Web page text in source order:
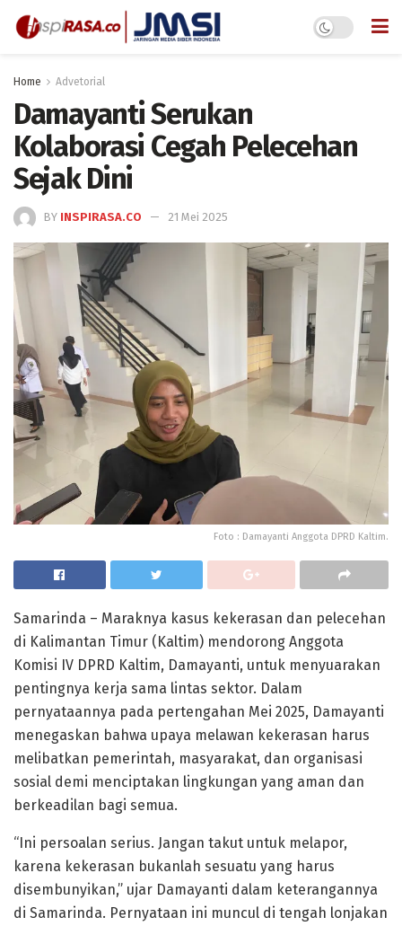
Home Advetorial
Damayanti Serukan
Kolaborasi Cegah Pelecehan
Sejak Dini
BY INSPIRASA.CO 21 Mei 2025
Foto : Damayanti Anggota DPRD Kaltim.
Samarinda – Maraknya kasus kekerasan dan pelecehan
di Kalimantan Timur (Kaltim) mendorong Anggota
Komisi IV DPRD Kaltim, Damayanti, untuk menyuarakan
pentingnya kerja sama lintas sektor. Dalam
pernyataannya pada pertengahan Mei 2025, Damayanti
menegaskan bahwa upaya melawan kekerasan harus
melibatkan pemerintah, masyarakat, dan organisasi
sosial demi menciptakan lingkungan yang aman dan
berkeadilan bagi semua.
“Ini persoalan serius. Jangan takut untuk melapor,
karena kekerasan bukanlah sesuatu yang harus
disembunyikan,” ujar Damayanti dalam keterangannya
di Samarinda. Pernyataan ini muncul di tengah lonjakan